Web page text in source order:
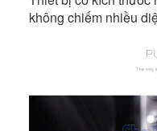
không chiếm nhiều